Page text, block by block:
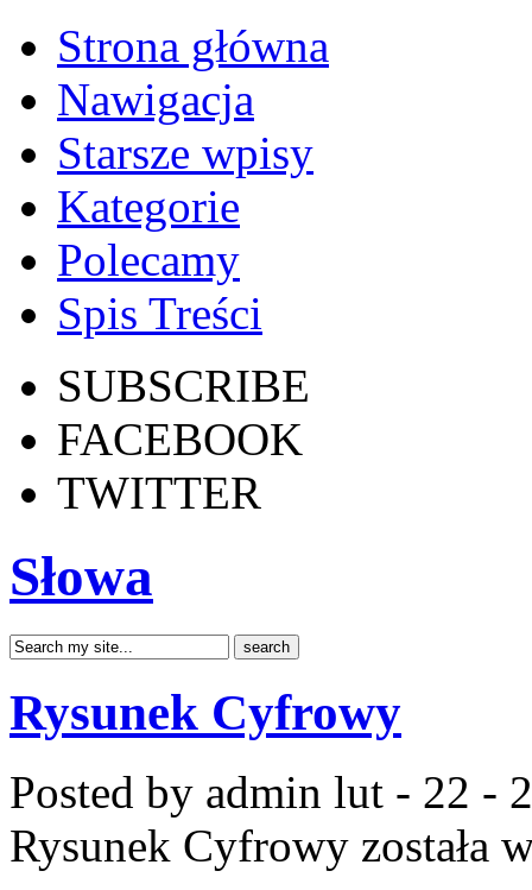
Strona główna
Nawigacja
Starsze wpisy
Kategorie
Polecamy
Spis Treści
SUBSCRIBE
FACEBOOK
TWITTER
Słowa
Rysunek Cyfrowy
Posted by admin lut - 22 -
Rysunek Cyfrowy została